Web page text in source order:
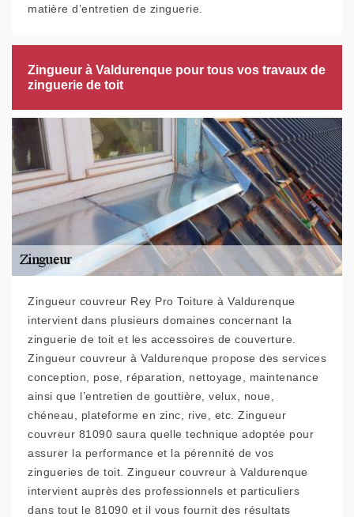
matière d’entretien de zinguerie.
Zingueur à Valdurenque pour tous vos travaux de
zinguerie de toit
Zingueur couvreur Rey Pro Toiture à Valdurenque
intervient dans plusieurs domaines concernant la
zinguerie de toit et les accessoires de couverture.
Zingueur couvreur à Valdurenque propose des services
conception, pose, réparation, nettoyage, maintenance
ainsi que l’entretien de gouttière, velux, noue,
chéneau, plateforme en zinc, rive, etc. Zingueur
couvreur 81090 saura quelle technique adoptée pour
assurer la performance et la pérennité de vos
zingueries de toit. Zingueur couvreur à Valdurenque
intervient auprès des professionnels et particuliers
dans tout le 81090 et il vous fournit des résultats